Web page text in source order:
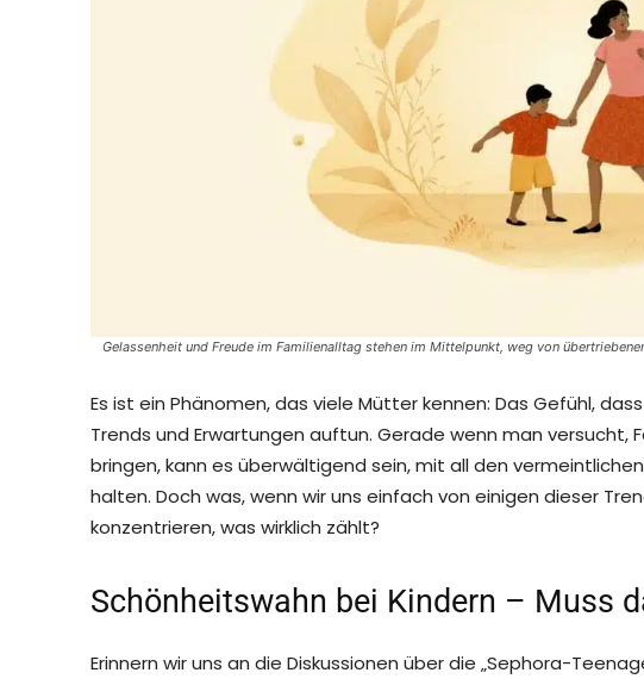
Gelassenheit und Freude im Familienalltag stehen im Mittelpunkt, weg von
Es ist ein Phänomen, das viele Mütter kennen: Das Gefühl,
Trends und Erwartungen auftun. Gerade wenn man versucht,
bringen, kann es überwältigend sein, mit all den
halten. Doch was, wenn wir uns einfach von einigen dieser
konzentrieren, was wirklich zählt?
Schönheitswahn bei Kindern – Muss
Erinnern wir uns an die Diskussionen über die „Sephora-